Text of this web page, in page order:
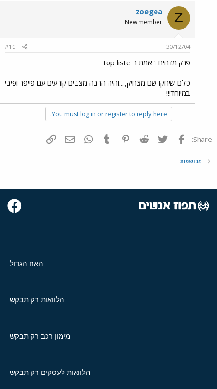
Z
zoegea
New member
30/12/04
#19
פרק מדהים באמת ב top liste
כולם שיחקו שם מצחיק,....והיה הרבה מצבים קורעים עם פייפר ופיבי
במיוחד!!!
You must log in or register to reply here.
Share: פייסבוק Twitter
Reddit
Pinterest
Tumblr
WhatsAppדואר אלקטרוני
מכושפות
האח הגדול
הלוואות רק תבקש
מימון רכב רק תבקש
הלוואות לעסקים רק תבקש